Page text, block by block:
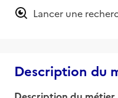
Lancer une
Description du
Description du métier